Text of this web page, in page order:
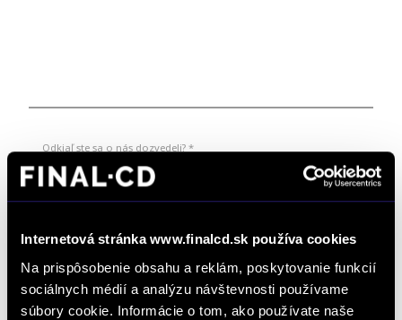
Internetová stránka www.finalcd.sk používa cookies
Na prispôsobenie obsahu a reklám, poskytovanie funkcií
sociálnych médií a analýzu návštevnosti používame
súbory cookie. Informácie o tom, ako používate naše
Odkiaľ ste sa o nás dozvedeli? *
vybavovania objednávok, dopytov na produkty a služby, žiadostí a podnetov zadaných
spracúvania osobných údajov sa oboznámim TU.
Súhlasím so zasielaním marketingových emailov a elektronických
vozidiel FINAL-CD. S podmienkami spracúvania osobných údajov na tento účel sa